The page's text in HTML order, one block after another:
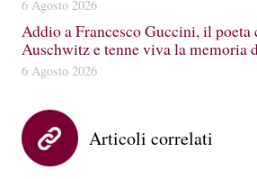
6 Agosto 2026
Addio a Francesco Guccini, il poeta
Auschwitz e tenne viva la memoria
6 Agosto 2026
Articoli correlati